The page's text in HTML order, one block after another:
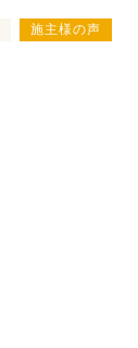
施主様の声